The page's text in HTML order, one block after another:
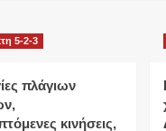
5-2-3
πλάγιων
κινήσεις,